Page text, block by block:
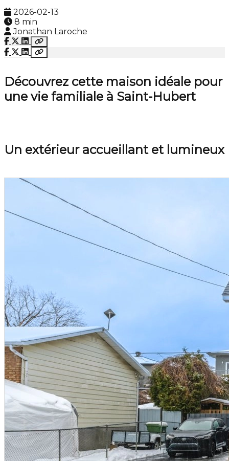
2026-02-13
8 min
Jonathan Laroche
Découvrez cette maison idéale pour
une vie familiale à Saint-Hubert
Un extérieur accueillant et lumineux